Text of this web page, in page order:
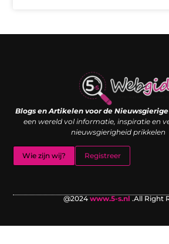
Blogs en Artikelen voor de Nieuwsgierige
een wereld vol informatie, inspiratie en
nieuwsgierigheid prikkelen
Wie zijn wij? Registreer
@2024www.5-s.nl .All Right